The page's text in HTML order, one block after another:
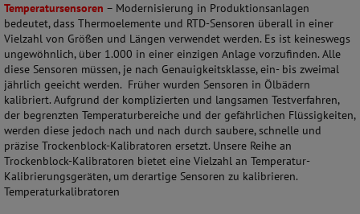
Temperatursensoren – Modernisierung in Produktionsanlagen
bedeutet, dass Thermoelemente und RTD-Sensoren überall in einer
Vielzahl von Größen und Längen verwendet werden. Es ist keineswegs
ungewöhnlich, über 1.000 in einer einzigen Anlage vorzufinden. Alle
diese Sensoren müssen, je nach Genauigkeitsklasse, ein- bis zweimal
jährlich geeicht werden. Früher wurden Sensoren in Ölbädern
kalibriert. Aufgrund der komplizierten und langsamen Testverfahren,
der begrenzten Temperaturbereiche und der gefährlichen Flüssigkeiten,
werden diese jedoch nach und nach durch saubere, schnelle und
präzise Trockenblock-Kalibratoren ersetzt. Unsere Reihe an
Trockenblock-Kalibratoren bietet eine Vielzahl an Temperatur-
Kalibrierungsgeräten, um derartige Sensoren zu kalibrieren.
Temperaturkalibratoren